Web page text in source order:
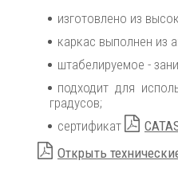
изготовлено из
каркас выполнен из
штабелируемое -
подходит для
градусов;
сертификат
Открыть